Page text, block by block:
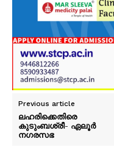
Previous article
ലഹരിക്കെതിരെ
കുടുംബശ്രീ- ഏലൂർ
നഗരസഭ